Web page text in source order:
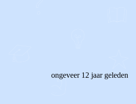
ongeveer 12 jaar geleden